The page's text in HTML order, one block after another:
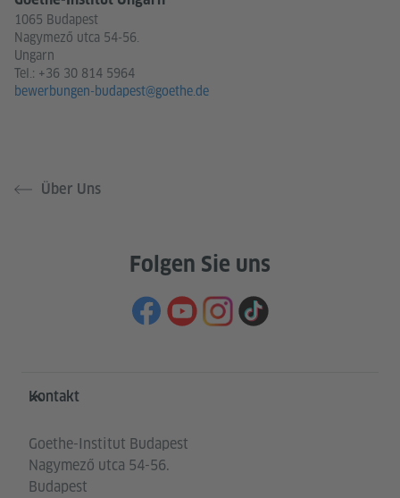
1065 Budapest
Nagymező utca 54-56.
Ungarn
Tel.: +36 30 814 5964
bewerbungen-budapest@goethe.de
Über Uns
Folgen Sie uns
Service- und Informationsbereich
Kontakt
Goethe-Institut Budapest
Nagymező utca 54-56.
Budapest